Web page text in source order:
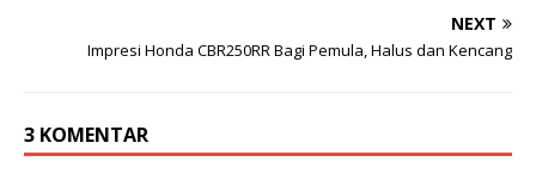
NEXT
Impresi Honda CBR250RR Bagi Pemula, Halus dan Kencang
3 KOMENTAR